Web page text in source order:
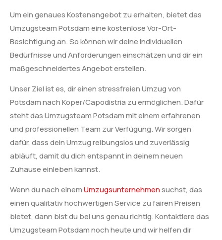
Um ein genaues Kostenangebot zu erhalten, bietet das
Umzugsteam Potsdam eine kostenlose Vor-Ort-
Besichtigung an. So können wir deine individuellen
Bedürfnisse und Anforderungen einschätzen und dir ein
maßgeschneidertes Angebot erstellen.
Unser Ziel ist es, dir einen stressfreien Umzug von
Potsdam nach Koper/Capodistria zu ermöglichen. Dafür
steht das Umzugsteam Potsdam mit einem erfahrenen
und professionellen Team zur Verfügung. Wir sorgen
dafür, dass dein Umzug reibungslos und zuverlässig
abläuft, damit du dich entspannt in deinem neuen
Zuhause einleben kannst.
Wenn du nach einemUmzugsunternehmensuchst, das
einen qualitativ hochwertigen Service zu fairen Preisen
bietet, dann bist du bei uns genau richtig. Kontaktiere das
Umzugsteam Potsdam noch heute und wir helfen dir